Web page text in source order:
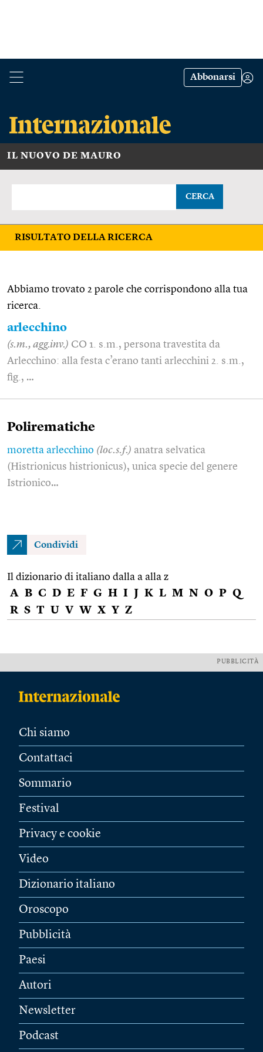
Abbonarsi
IL NUOVO DE MAURO
CERCA
RISULTATO DELLA RICERCA
Abbiamo trovato 2 parole che corrispondono alla tua
ricerca.
arlecchino
(s.m., agg.inv.) CO 1. s.m., persona travestita da
Arlecchino: alla festa c’erano tanti arlecchini 2. s.m.,
fig., …
Polirematiche
moretta arlecchino (loc.s.f.) anatra selvatica
(Histrionicus histrionicus), unica specie del genere
Istrionico…
Condividi
Il dizionario di italiano dalla a alla z
A B C D E F G H I J K L M N O P Q
R S T U V W X Y Z
PUBBLICITÀ
Chi siamo
Contattaci
Sommario
Festival
Privacy e cookie
Video
Dizionario italiano
Oroscopo
Pubblicità
Paesi
Autori
Newsletter
Podcast